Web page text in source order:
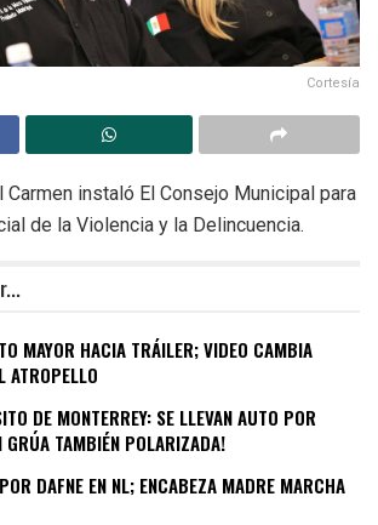
Cortesía
Carmen instaló El Consejo Municipal para
de la Violencia y la Delincuencia.
MAYOR HACIA TRÁILER; VIDEO CAMBIA
ATROPELLO
DE MONTERREY: SE LLEVAN AUTO POR
GRÚA TAMBIÉN POLARIZADA!
DAFNE EN NL; ENCABEZA MADRE MARCHA